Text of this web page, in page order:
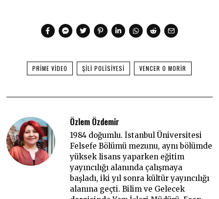
PRIME VIDEO ŞILI POLISIYESI VENCER O MORIR
Özlem Özdemir
1984 doğumlu. İstanbul Üniversitesi
Felsefe Bölümü mezunu, aynı bölümde
yüksek lisans yaparken eğitim
yayıncılığı alanında çalışmaya
başladı, iki yıl sonra kültür yayıncılığı
alanına geçti. Bilim ve Gelecek